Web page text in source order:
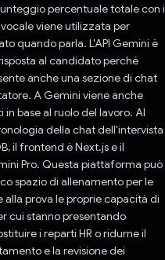
percentuale totale con i
viene utilizzata per
quando parla. L'API Gemini è
al candidato perché
anche una sezione di chat
A Gemini viene anche
base al ruolo del lavoro. Al
della chat dell'intervista
il frontend è Next.js e il
Pro. Questa piattaforma può
spazio di allenamento per le
prova le proprie capacità di
cui stanno presentando
i reparti HR o ridurne il
e la revisione dei